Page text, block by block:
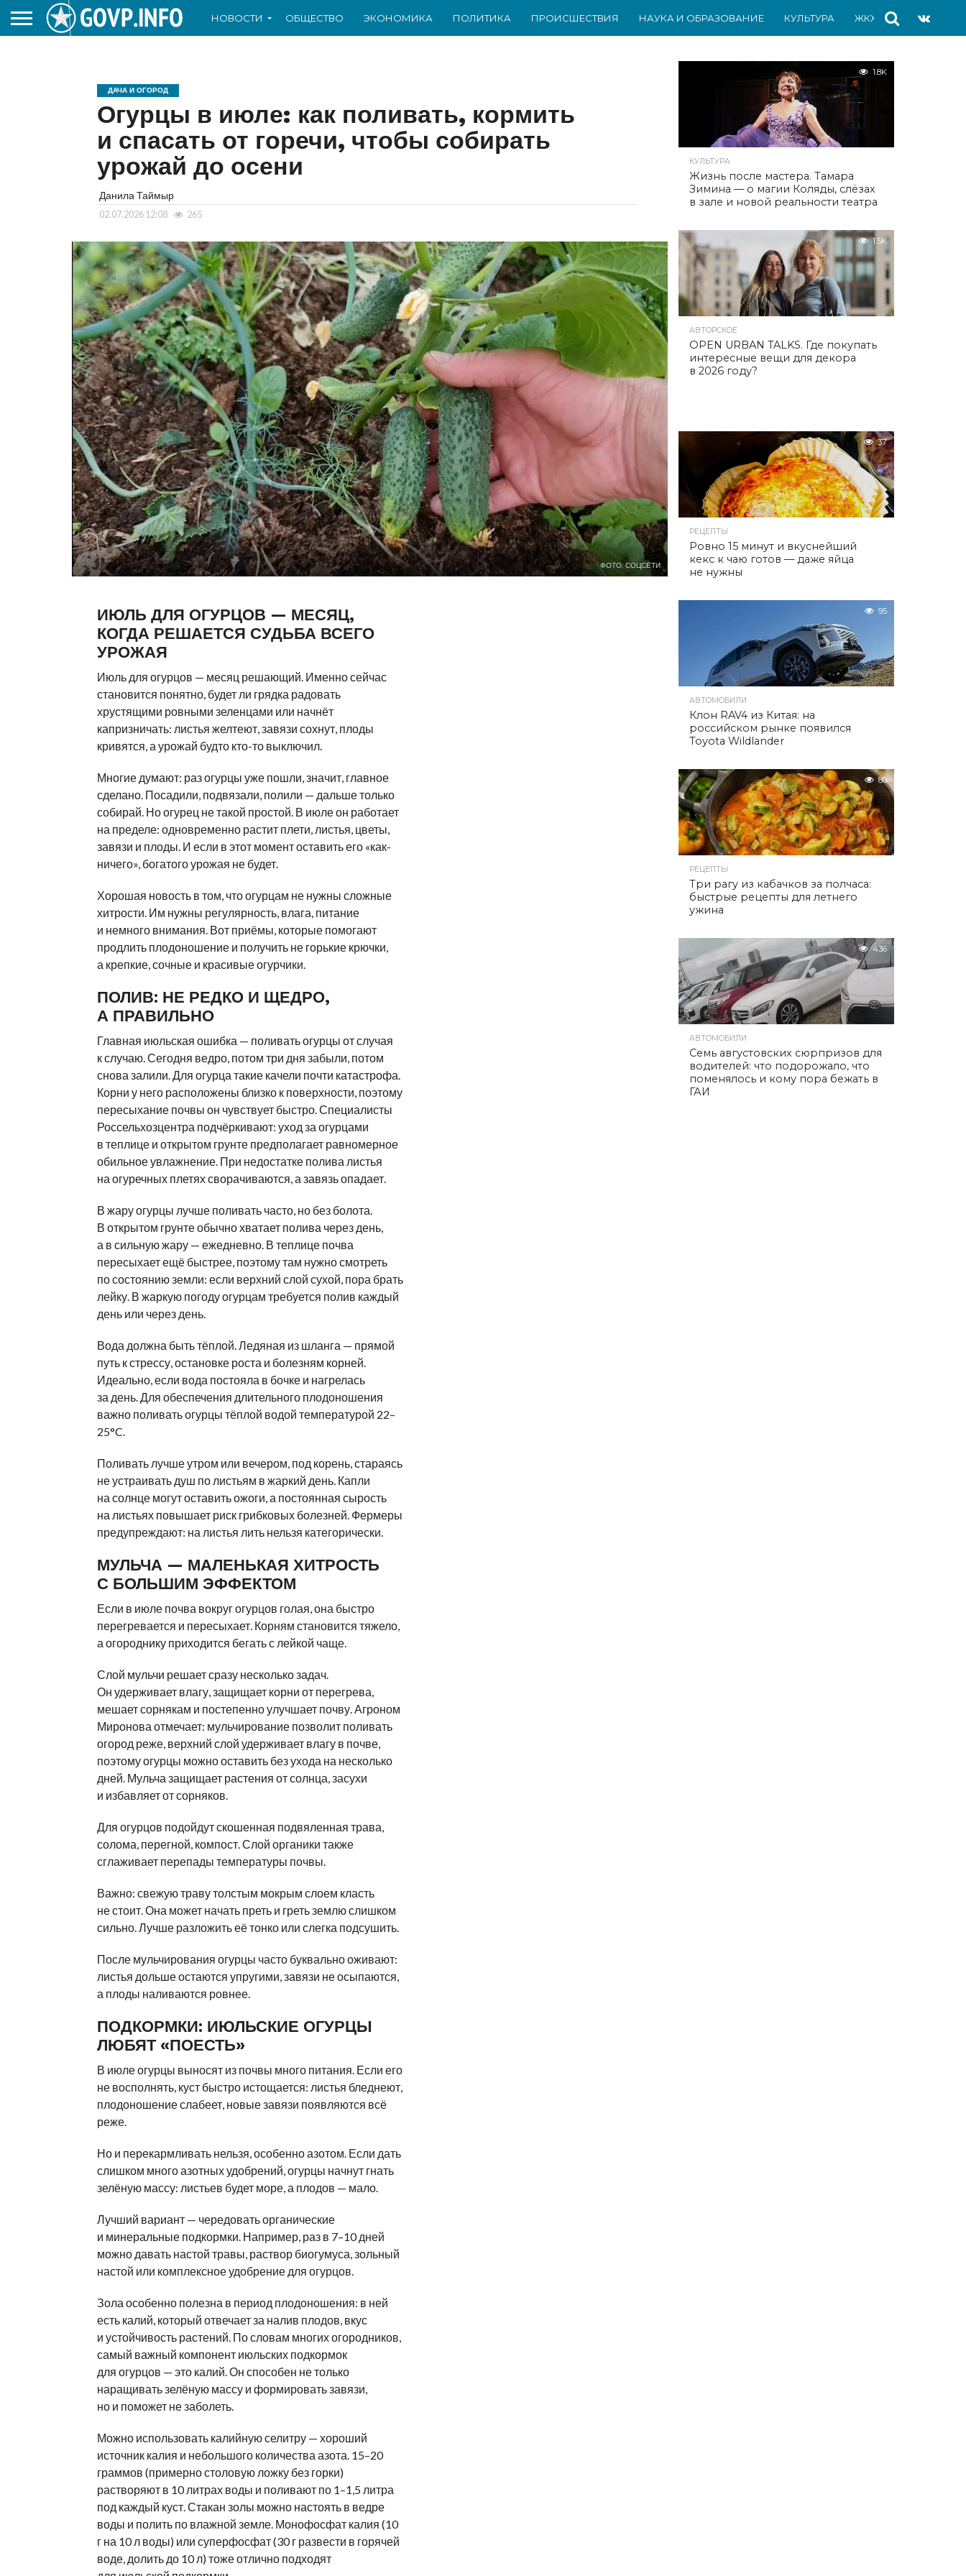
НОВОСТИ ОБЩЕСТВО ЭКОНОМИКА ПОЛИТИКА ПРОИСШЕСТВИЯ НАУКА И ОБРАЗОВАНИЕ КУЛЬТУРА ЖКХ СПОРТ
ДАЧА И ОГОРОД
Огурцы в июле: как поливать, кормить
и спасать от горечи, чтобы собирать
урожай до осени
Данила Таймыр
02.07.2026 12:08 265
ФОТО: СОЦСЕТИ
ИЮЛЬ ДЛЯ ОГУРЦОВ — МЕСЯЦ,
КОГДА РЕШАЕТСЯ СУДЬБА ВСЕГО
УРОЖАЯ
Июль для огурцов — месяц решающий. Именно сейчас
становится понятно, будет ли грядка радовать
хрустящими ровными зеленцами или начнёт
капризничать: листья желтеют, завязи сохнут, плоды
кривятся, а урожай будто кто-то выключил.
Многие думают: раз огурцы уже пошли, значит, главное
сделано. Посадили, подвязали, полили — дальше только
собирай. Но огурец не такой простой. В июле он работает
на пределе: одновременно растит плети, листья, цветы,
завязи и плоды. И если в этот момент оставить его «как-
ничего», богатого урожая не будет.
Хорошая новость в том, что огурцам не нужны сложные
хитрости. Им нужны регулярность, влага, питание
и немного внимания. Вот приёмы, которые помогают
продлить плодоношение и получить не горькие крючки,
а крепкие, сочные и красивые огурчики.
ПОЛИВ: НЕ РЕДКО И ЩЕДРО,
А ПРАВИЛЬНО
Главная июльская ошибка — поливать огурцы от случая
к случаю. Сегодня ведро, потом три дня забыли, потом
снова залили. Для огурца такие качели почти катастрофа.
Корни у него расположены близко к поверхности, поэтому
пересыхание почвы он чувствует быстро. Специалисты
Россельхозцентра подчёркивают: уход за огурцами
в теплице и открытом грунте предполагает равномерное
обильное увлажнение. При недостатке полива листья
на огуречных плетях сворачиваются, а завязь опадает.
В жару огурцы лучше поливать часто, но без болота.
В открытом грунте обычно хватает полива через день,
а в сильную жару — ежедневно. В теплице почва
пересыхает ещё быстрее, поэтому там нужно смотреть
по состоянию земли: если верхний слой сухой, пора брать
лейку. В жаркую погоду огурцам требуется полив каждый
день или через день.
Вода должна быть тёплой. Ледяная из шланга — прямой
путь к стрессу, остановке роста и болезням корней.
Идеально, если вода постояла в бочке и нагрелась
за день. Для обеспечения длительного плодоношения
важно поливать огурцы тёплой водой температурой 22–
25°C.
Поливать лучше утром или вечером, под корень, стараясь
не устраивать душ по листьям в жаркий день. Капли
на солнце могут оставить ожоги, а постоянная сырость
на листьях повышает риск грибковых болезней. Фермеры
предупреждают: на листья лить нельзя категорически.
МУЛЬЧА — МАЛЕНЬКАЯ ХИТРОСТЬ
С БОЛЬШИМ ЭФФЕКТОМ
Если в июле почва вокруг огурцов голая, она быстро
перегревается и пересыхает. Корням становится тяжело,
а огороднику приходится бегать с лейкой чаще.
Слой мульчи решает сразу несколько задач.
Он удерживает влагу, защищает корни от перегрева,
мешает сорнякам и постепенно улучшает почву. Агроном
Миронова отмечает: мульчирование позволит поливать
огород реже, верхний слой удерживает влагу в почве,
поэтому огурцы можно оставить без ухода на несколько
дней. Мульча защищает растения от солнца, засухи
и избавляет от сорняков.
Для огурцов подойдут скошенная подвяленная трава,
солома, перегной, компост. Слой органики также
сглаживает перепады температуры почвы.
Важно: свежую траву толстым мокрым слоем класть
не стоит. Она может начать преть и греть землю слишком
сильно. Лучше разложить её тонко или слегка подсушить.
После мульчирования огурцы часто буквально оживают:
листья дольше остаются упругими, завязи не осыпаются,
а плоды наливаются ровнее.
ПОДКОРМКИ: ИЮЛЬСКИЕ ОГУРЦЫ
ЛЮБЯТ «ПОЕСТЬ»
В июле огурцы выносят из почвы много питания. Если его
не восполнять, куст быстро истощается: листья бледнеют,
плодоношение слабеет, новые завязи появляются всё
реже.
Но и перекармливать нельзя, особенно азотом. Если дать
слишком много азотных удобрений, огурцы начнут гнать
зелёную массу: листьев будет море, а плодов — мало.
Лучший вариант — чередовать органические
и минеральные подкормки. Например, раз в 7–10 дней
можно давать настой травы, раствор биогумуса, зольный
настой или комплексное удобрение для огурцов.
Зола особенно полезна в период плодоношения: в ней
есть калий, который отвечает за налив плодов, вкус
и устойчивость растений. По словам многих огородников,
самый важный компонент июльских подкормок
для огурцов — это калий. Он способен не только
наращивать зелёную массу и формировать завязи,
но и поможет не заболеть.
Можно использовать калийную селитру — хороший
источник калия и небольшого количества азота. 15–20
граммов (примерно столовую ложку без горки)
растворяют в 10 литрах воды и поливают по 1–1,5 литра
под каждый куст. Стакан золы можно настоять в ведре
воды и полить по влажной земле. Монофосфат калия (10
г на 10 л воды) или суперфосфат (30 г развести в горячей
воде, долить до 10 л) тоже отлично подходят
1.8K
КУЛЬТУРА
Жизнь после мастера. Тамара
Зимина — о магии Коляды, слёзах
в зале и новой реальности театра
1.5K
АВТОРСКОЕ
OPEN URBAN TALKS. Где покупать
интересные вещи для декора
в 2026 году?
37
РЕЦЕПТЫ
Ровно 15 минут и вкуснейший
кекс к чаю готов — даже яйца
не нужны
95
АВТОМОБИЛИ
Клон RAV4 из Китая: на
российском рынке появился
Toyota Wildlander
80
РЕЦЕПТЫ
Три рагу из кабачков за полчаса:
быстрые рецепты для летнего
ужина
436
АВТОМОБИЛИ
Семь августовских сюрпризов для
водителей: что подорожало, что
поменялось и кому пора бежать в
ГАИ